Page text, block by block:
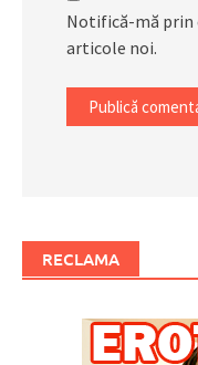
Notifică-mă prin
articole noi.
RECLAMA